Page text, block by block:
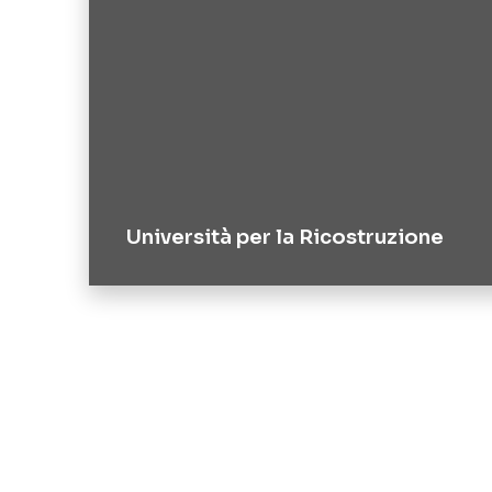
Università per la Ricostruzione